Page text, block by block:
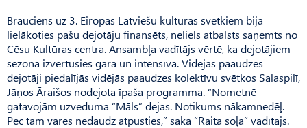
Brauciens uz 3. Eiropas Latviešu kultūras svētkiem bija
lielākoties pašu dejotāju finansēts, neliels atbalsts saņemts no
Cēsu Kultūras centra. Ansambļa vadītājs vērtē, ka dejotājiem
sezona izvērtusies gara un intensīva. Vidējās paaudzes
dejotāji piedalījās vidējās paaudzes kolektīvu svētkos Salaspilī,
Jāņos Āraišos nodejota īpaša programma. “Nometnē
gatavojām uzveduma “Māls” dejas. Notikums nākamnedēļ.
Pēc tam varēs nedaudz atpūsties,” saka “Raitā soļa” vadītājs.